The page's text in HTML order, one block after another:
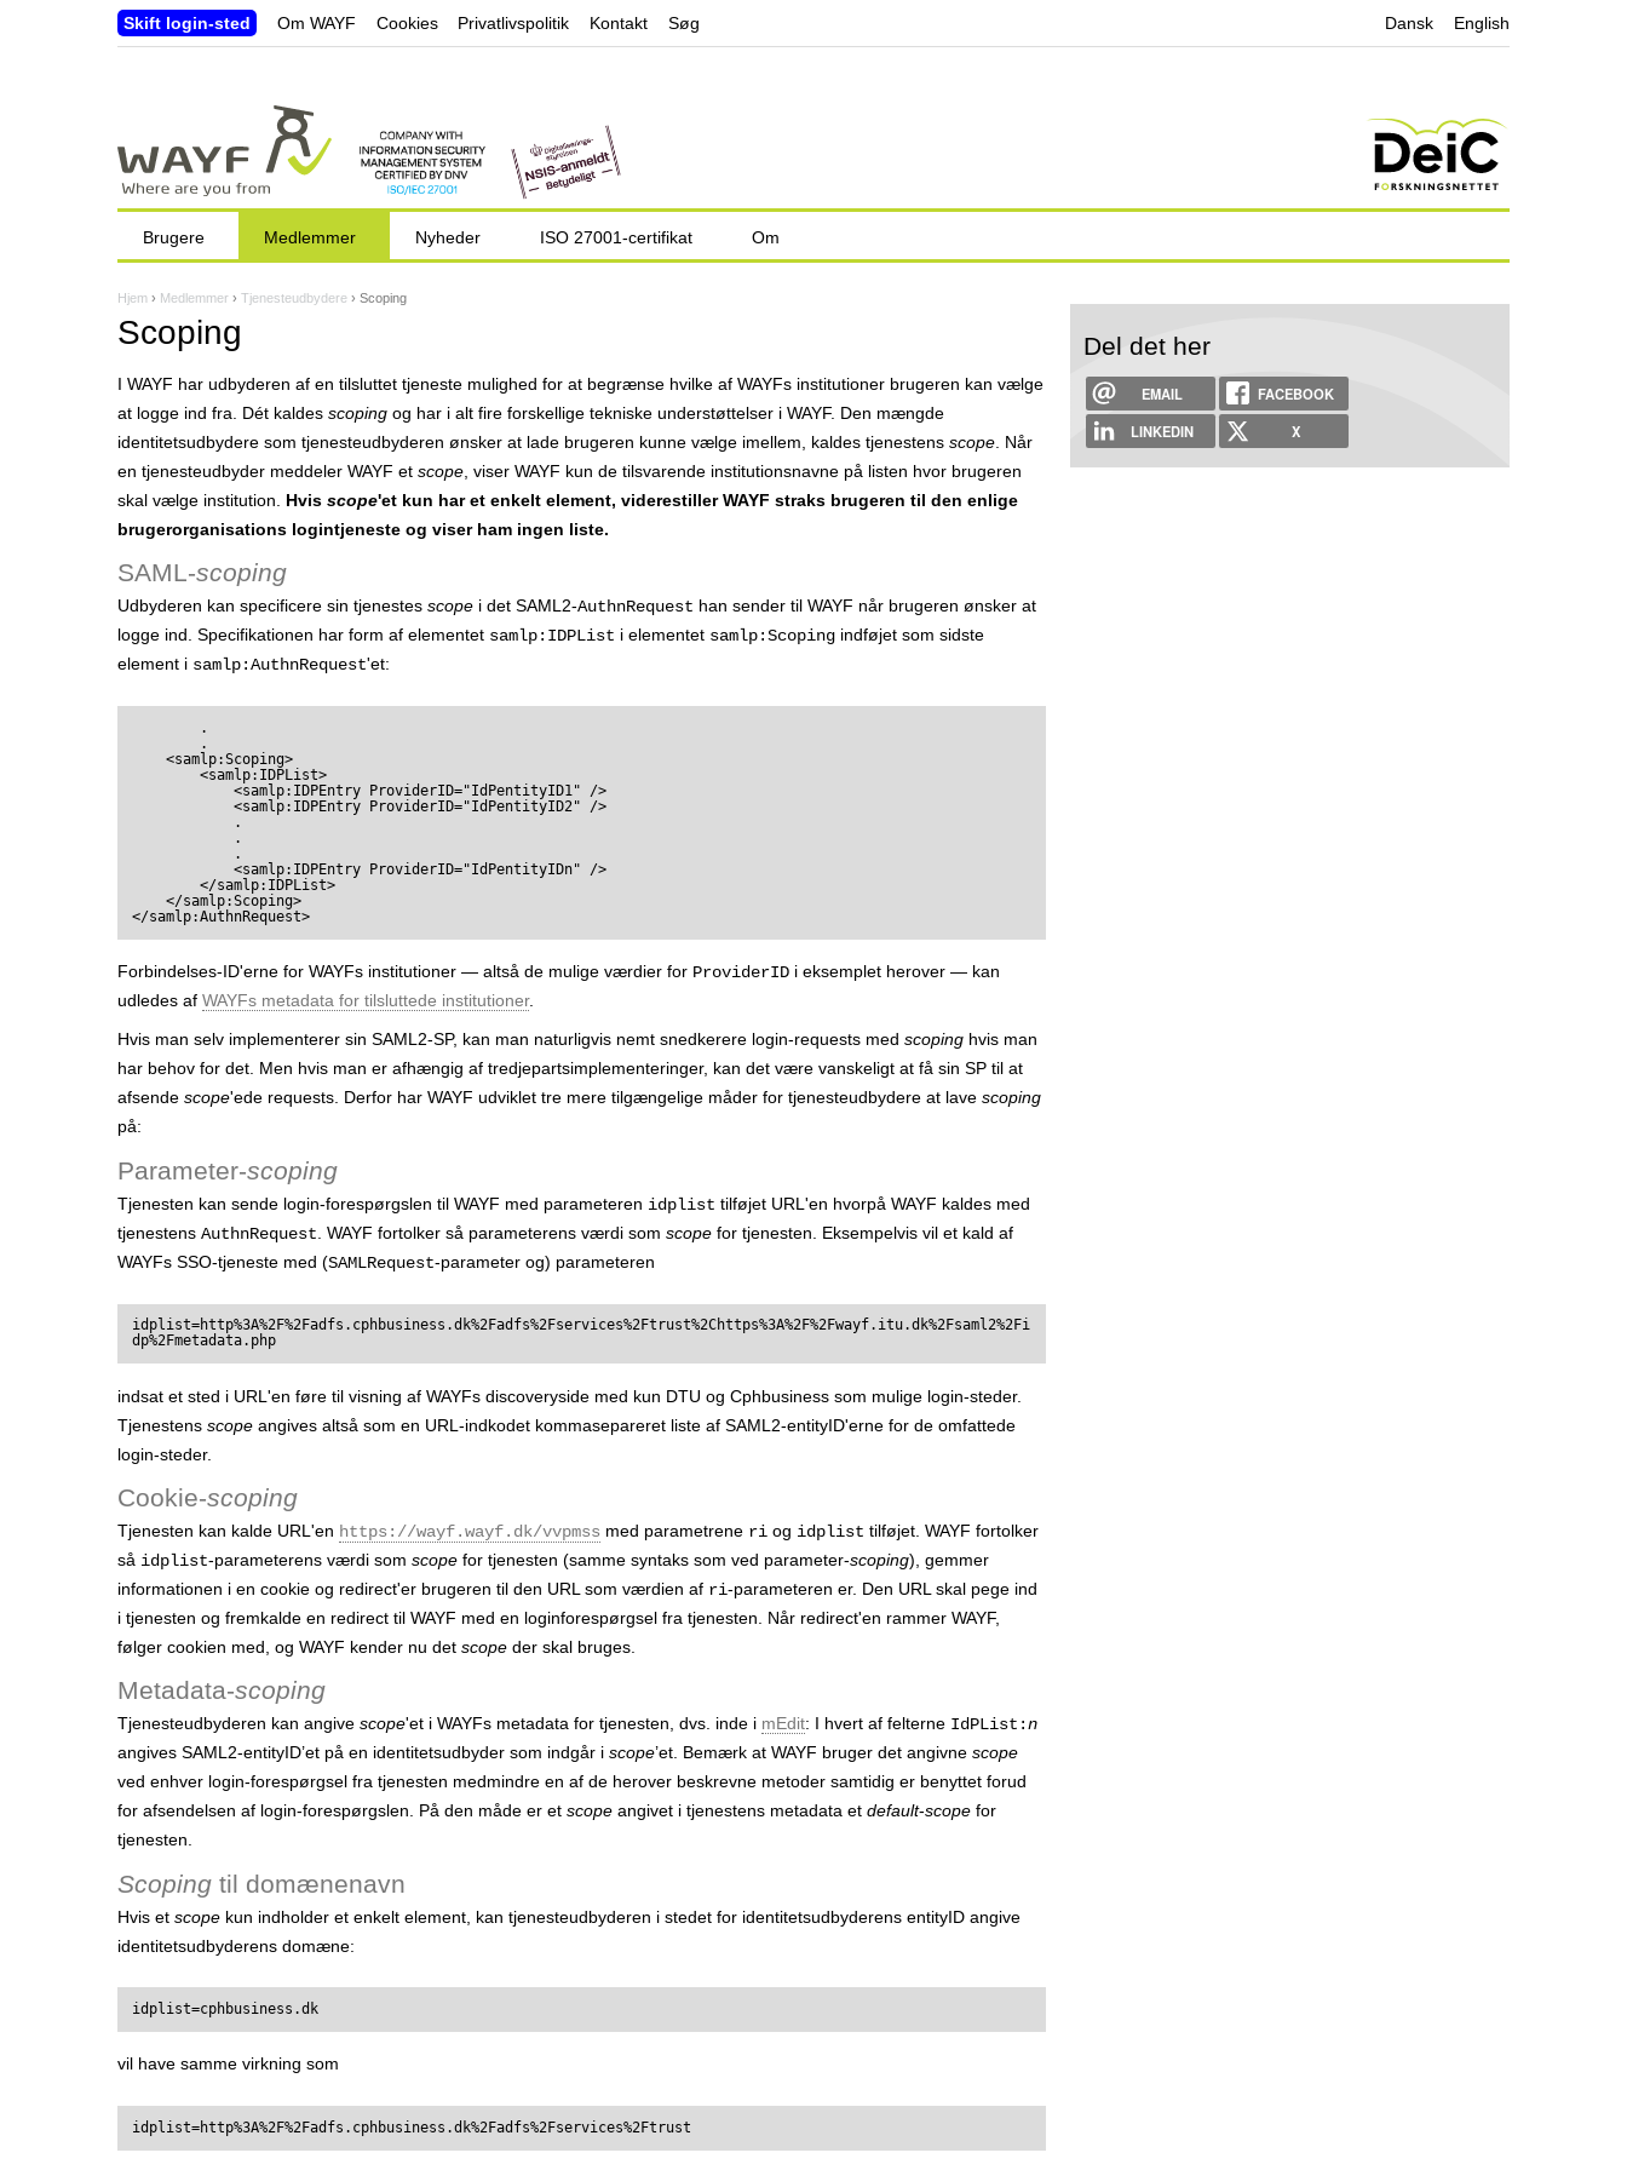
Skift login-sted Om WAYF Cookies Privatlivspolitik Kontakt Søg Dansk English
D
u
e
r
h
Hjem › Medlemmer › Tjenesteudbydere › Scoping
Scoping
I WAYF har udbyderen af en tilsluttet tjeneste mulighed for at begrænse hvilke af WAYFs institutioner brugeren kan vælge
at logge ind fra. Dét kaldes scoping og har i alt fire forskellige tekniske understøttelser i WAYF. Den mængde
identitetsudbydere som tjenesteudbyderen ønsker at lade brugeren kunne vælge imellem, kaldes tjenestens scope . Når
en tjenesteudbyder meddeler WAYF et scope , viser WAYF kun de tilsvarende institutionsnavne på listen hvor brugeren
skal vælge institution. Hvis scope'et kun har et enkelt element, viderestiller WAYF straks brugeren til den enlige
brugerorganisations logintjeneste og viser ham ingen liste.
SAML-scoping
Udbyderen kan specificere sin tjenestes scope i det SAML2-AuthnRequest han sender til WAYF når brugeren ønsker at
logge ind. Specifikationen har form af elementet samlp:IDPList i elementet samlp:Scoping indføjet som sidste
element i samlp:AuthnRequest'et:
</samlp:AuthnRequest>
Forbindelses-ID'erne for WAYFs institutioner — altså de mulige værdier for ProviderID i eksemplet herover — kan
udledes af WAYFs metadata for tilsluttede institutioner.
Hvis man selv implementerer sin SAML2-SP, kan man naturligvis nemt snedkerere login-requests med scoping hvis man
har behov for det. Men hvis man er afhængig af tredjepartsimplementeringer, kan det være vanskeligt at få sin SP til at
afsende scope'ede requests. Derfor har WAYF udviklet tre mere tilgængelige måder for tjenesteudbydere at lave scoping
på:
Parameter-scoping
Tjenesten kan sende login-forespørgslen til WAYF med parameteren idplist tilføjet URL'en hvorpå WAYF kaldes med
tjenestens AuthnRequest . WAYF fortolker så parameterens værdi som scope for tjenesten. Eksempelvis vil et kald af
WAYFs SSO-tjeneste med (SAMLRequest-parameter og) parameteren
idplist=http%3A%2F%2Fadfs.cphbusiness.dk%2Fadfs%2Fservices%2Ftrust%2Chttps%3A%2F%2Fwayf.itu.dk%2Fsaml2%2Fi
dp%2Fmetadata.php
indsat et sted i URL'en føre til visning af WAYFs discoveryside med kun DTU og Cphbusiness som mulige login-steder.
Tjenestens scope angives altså som en URL-indkodet kommasepareret liste af SAML2-entityID'erne for de omfattede
login-steder.
Cookie-scoping
Tjenesten kan kalde URL'en https://wayf.wayf.dk/vvpmss med parametrene ri og idplist tilføjet. WAYF fortolker
så idplist-parameterens værdi som scope for tjenesten (samme syntaks som ved parameter-scoping), gemmer
informationen i en cookie og redirect'er brugeren til den URL som værdien af ri-parameteren er. Den URL skal pege ind
i tjenesten og fremkalde en redirect til WAYF med en login­forespørgsel fra tjenesten. Når redirect'en rammer WAYF,
følger cookien med, og WAYF kender nu det scope der skal bruges.
Metadata-scoping
Tjenesteudbyderen kan angive scope'et i WAYFs metadata for tjenesten, dvs. inde i mEdit: I hvert af felterne IdPList:n
angives SAML2-entityID’et på en identitetsudbyder som indgår i scope’et. Bemærk at WAYF bruger det angivne scope
ved enhver login-forespørgsel fra tjenesten medmindre en af de herover beskrevne metoder samtidig er benyttet forud
for afsendelsen af login-forespørgslen. På den måde er et scope angivet i tjenestens metadata et default-scope for
tjenesten.
Scoping til domænenavn
Hvis et scope kun indholder et enkelt element, kan tjenesteudbyderen i stedet for identitetsudbyderens entityID angive
identitetsudbyderens domæne:
idplist=cphbusiness.dk
vil have samme virkning som
idplist=http%3A%2F%2Fadfs.cphbusiness.dk%2Fadfs%2Fservices%2Ftrust
Brugere Medlemmer Nyheder ISO 27001-certifikat Om
Del det her
EMAIL
FACEBOOK
LINKEDIN
X